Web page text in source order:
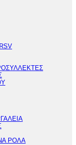
ΡΟΛΑ